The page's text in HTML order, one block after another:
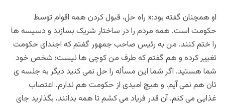
او همچنان گفته بود:« راه حل، قبول کردن همه اقوام توسط
حکومت است. همه مردم را در ساختار شریک بسازند و دسیسه ها
را ختم کنند. من به رئیس صاحب جمهور گفتم که اجندای حکومت
تغییر کرده و هم گفتم که طرف من کوچی ها نیست؛ شخص خود
شما هستید. اگر شما این مسأله را حل نمی کنید دیگر به جلسه ی
تان هم نمی آیم. و هیچ امیدی از حکومت هم ندارم. اعتصاب
غذایی می کنم. آن قدر فریاد می کشم تا همه بدانند، بگذارید جای